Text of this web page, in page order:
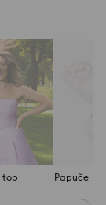
top Papuče